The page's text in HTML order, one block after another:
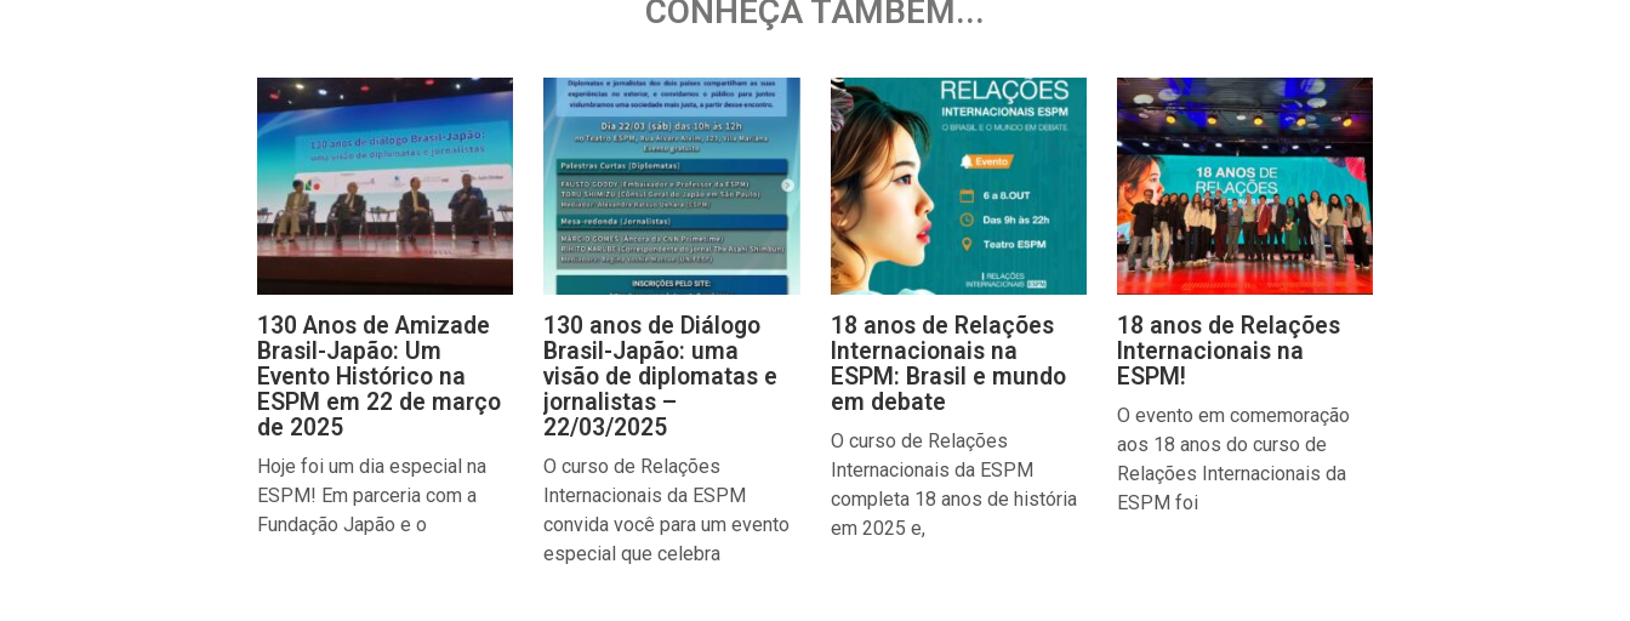
CONHEÇA TAMBÉM...
130 Anos de Amizade
Brasil-Japão: Um
Evento Histórico na
ESPM em 22 de março
de 2025
Hoje foi um dia especial na
ESPM! Em parceria com a
Fundação Japão e o
130 anos de Diálogo
Brasil-Japão: uma
visão de diplomatas e
jornalistas –
22/03/2025
O curso de Relações
Internacionais da ESPM
convida você para um evento
especial que celebra
18 anos de Relações
Internacionais na
ESPM: Brasil e mundo
em debate
O curso de Relações
Internacionais da ESPM
completa 18 anos de história
em 2025 e,
18 anos de Relações
Internacionais na
ESPM!
O evento em comemoração
aos 18 anos do curso de
Relações Internacionais da
ESPM foi